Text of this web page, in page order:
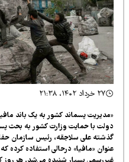
پسماند کشور به یک باند مافیایی
با حمایت وزارت کشور به بحث پسماند
علی سلاجقه، رئیس سازمان حفاظت
«مافیا» درحالی استفاده کرده که پیش